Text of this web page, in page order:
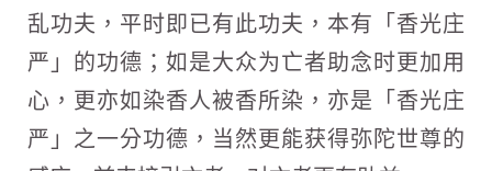
乱功夫，平时即已有此功夫，本有「香光庄
严」的功德；如是大众为亡者助念时更加用
心，更亦如染香人被香所染，亦是「香光庄
严」之一分功德，当然更能获得弥陀世尊的